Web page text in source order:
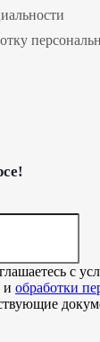
с
и обработки